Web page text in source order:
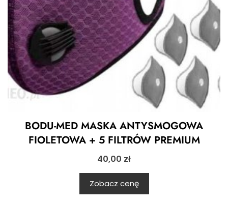
BODU-MED MASKA ANTYSMOGOWA
FIOLETOWA + 5 FILTRÓW PREMIUM
40,00 zł
Zobacz cenę